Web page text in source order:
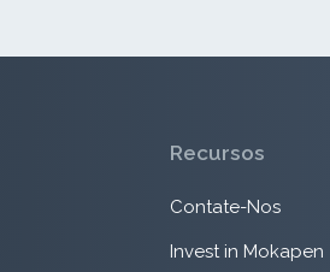
Recursos
Contate-Nos
Invest in Mokapen